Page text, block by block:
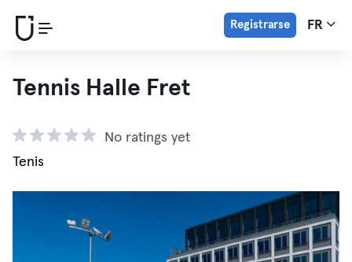
Registrarse FR
Tennis Halle Fret
No ratings yet
Tenis